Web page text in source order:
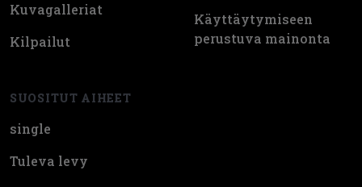
Kuvagalleriat
Kilpailut
SUOSITUT AIHEET
single
Tuleva levy
Käyttäytymiseen
perustuva mainonta